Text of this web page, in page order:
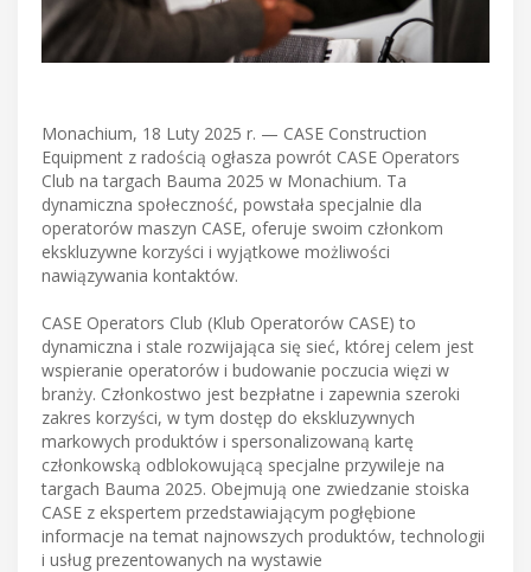
Monachium, 18 Luty 2025 r. — CASE Construction
Equipment z radością ogłasza powrót CASE Operators
Club na targach Bauma 2025 w Monachium. Ta
dynamiczna społeczność, powstała specjalnie dla
operatorów maszyn CASE, oferuje swoim członkom
ekskluzywne korzyści i wyjątkowe możliwości
nawiązywania kontaktów.
CASE Operators Club (Klub Operatorów CASE) to
dynamiczna i stale rozwijająca się sieć, której celem jest
wspieranie operatorów i budowanie poczucia więzi w
branży. Członkostwo jest bezpłatne i zapewnia szeroki
zakres korzyści, w tym dostęp do ekskluzywnych
markowych produktów i spersonalizowaną kartę
członkowską odblokowującą specjalne przywileje na
targach Bauma 2025. Obejmują one zwiedzanie stoiska
CASE z ekspertem przedstawiającym pogłębione
informacje na temat najnowszych produktów, technologii
i usług prezentowanych na wystawie